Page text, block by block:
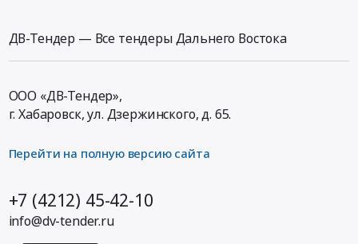
ДВ-Тендер — Все тендеры Дальнего Востока
ООО «ДВ-Тендер»,
г. Хабаровск,ул. Дзержинского, д. 65.
Перейти на полную версию сайта
+7 (4212) 45-42-10
info@dv-tender.ru